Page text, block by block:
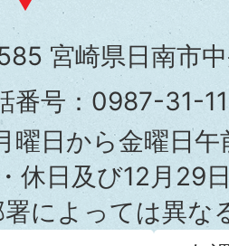
宮崎県日南市
番号：0987-31-
曜日から金曜日
休日及び12月29
署によっては異